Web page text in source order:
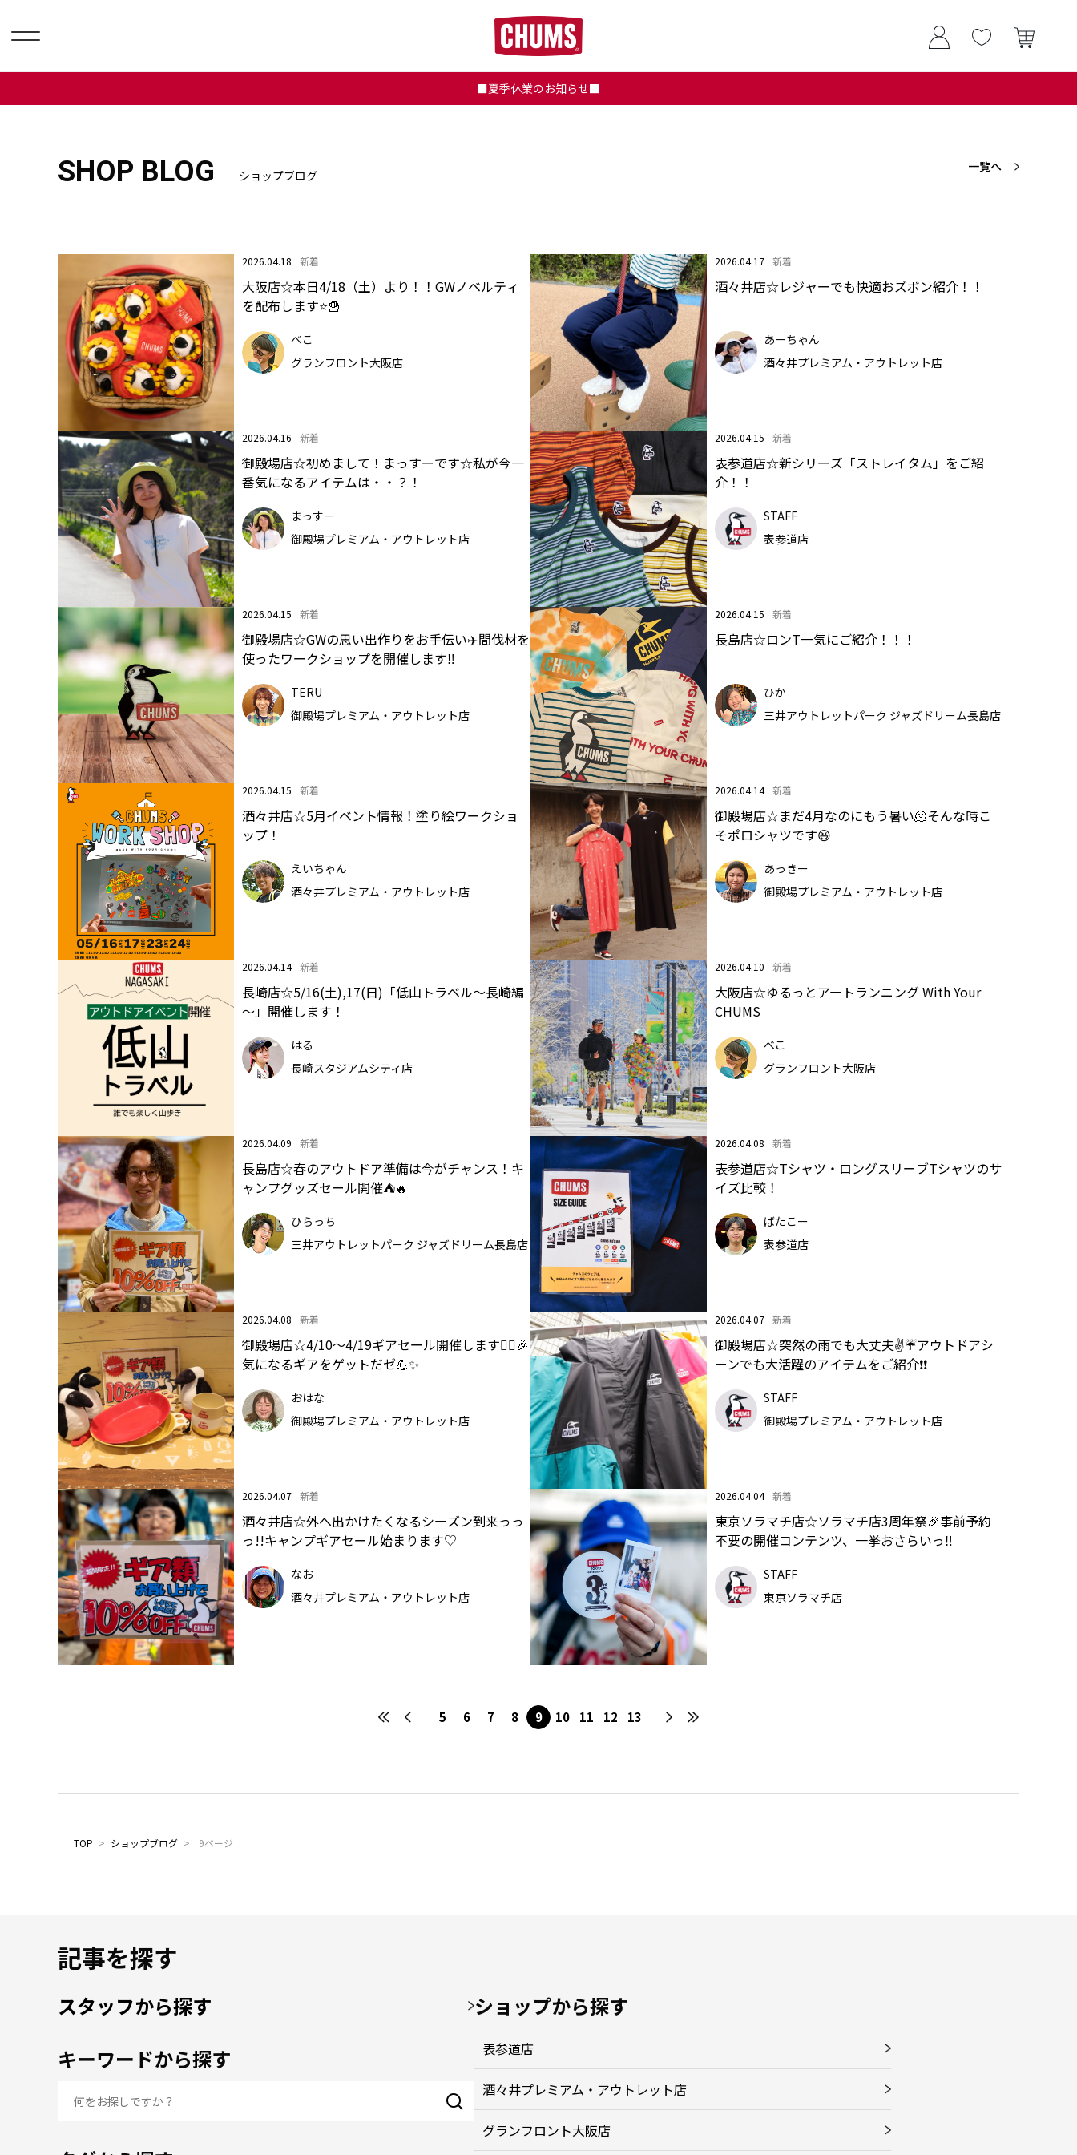
■夏季休業のお知らせ■
SHOP BLOG ショップブログ
一覧へ
2026.04.18 新着
大阪店☆本日4/18（土）より！！GWノベルティ
を配布します⭐️🍟
べこ
グランフロント大阪店
2026.04.17 新着
酒々井店☆レジャーでも快適おズボン紹介！！
あーちゃん
酒々井プレミアム・アウトレット店
2026.04.16 新着
御殿場店☆初めまして！まっすーです☆私が今一
番気になるアイテムは・・？！
まっすー
御殿場プレミアム・アウトレット店
2026.04.15 新着
表参道店☆新シリーズ「ストレイタム」をご紹
介！！
STAFF
表参道店
2026.04.15 新着
御殿場店☆GWの思い出作りをお手伝い✈️間伐材を
使ったワークショップを開催します‼️
TERU
御殿場プレミアム・アウトレット店
2026.04.15 新着
長島店☆ロンT一気にご紹介！！！
ひか
三井アウトレットパーク ジャズドリーム長島店
2026.04.15 新着
酒々井店☆5月イベント情報！塗り絵ワークショ
ップ！
えいちゃん
酒々井プレミアム・アウトレット店
2026.04.14 新着
御殿場店☆まだ4月なのにもう暑い🫠そんな時こ
そポロシャツです😆
あっきー
御殿場プレミアム・アウトレット店
2026.04.14 新着
長崎店☆5/16(土),17(日)「低山トラベル～長崎編
～」開催します！
はる
長崎スタジアムシティ店
2026.04.10 新着
大阪店☆ゆるっとアートランニング With Your
CHUMS
べこ
グランフロント大阪店
2026.04.09 新着
長島店☆春のアウトドア準備は今がチャンス！キ
ャンプグッズセール開催⛺🔥
ひらっち
三井アウトレットパーク ジャズドリーム長島店
2026.04.08 新着
表参道店☆Tシャツ・ロングスリーブTシャツのサ
イズ比較！
ばたこー
表参道店
2026.04.08 新着
御殿場店☆4/10～4/19ギアセール開催します💁‍♀️🎉
気になるギアをゲットだゼ💪✨
おはな
御殿場プレミアム・アウトレット店
2026.04.07 新着
御殿場店☆突然の雨でも大丈夫✌️☔アウトドアシ
ーンでも大活躍のアイテムをご紹介❗❗
STAFF
御殿場プレミアム・アウトレット店
2026.04.07 新着
酒々井店☆外へ出かけたくなるシーズン到来っっ
っ!!キャンプギアセール始まります♡
なお
酒々井プレミアム・アウトレット店
2026.04.04 新着
東京ソラマチ店☆ソラマチ店3周年祭🎉事前予約
不要の開催コンテンツ、一挙おさらいっ‼️
STAFF
東京ソラマチ店
5 6 7 8 9 10 11 12 13
TOP > ショップブログ > 9ページ
記事を探す
スタッフから探す
キーワードから探す
ショップから探す
表参道店
酒々井プレミアム・アウトレット店
グランフロント大阪店